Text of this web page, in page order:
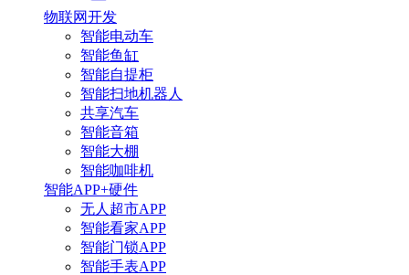
物联网开发
智能电动车
智能鱼缸
智能自提柜
智能扫地机器人
共享汽车
智能音箱
智能大棚
智能咖啡机
智能APP+硬件
无人超市APP
智能看家APP
智能门锁APP
智能手表APP